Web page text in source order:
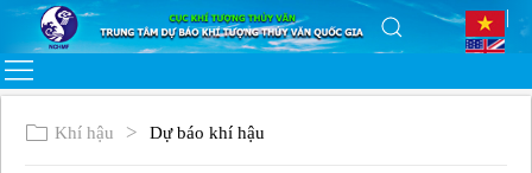
Khí hậu Dự báo khí hậu